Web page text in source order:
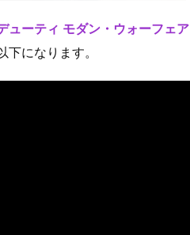
ューティ モダン・ウォーフェア
になります。